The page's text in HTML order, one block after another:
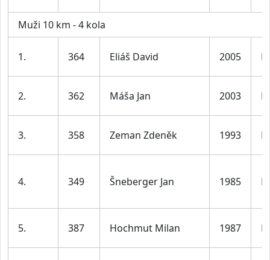
Muži 10 km - 4 kola
1. 364 Eliáš David 2005 M
2. 362 Máša Jan 2003 M
3. 358 Zeman Zdeněk 1993 M
4. 349 Šneberger Jan 1985 M
5. 387 Hochmut Milan 1987 M